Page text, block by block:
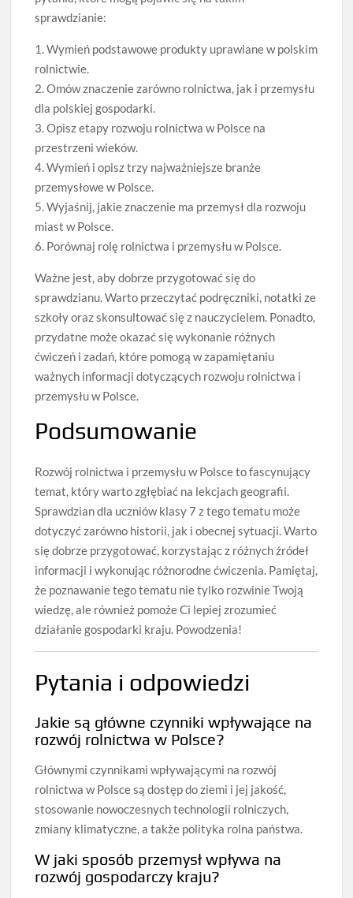
sprawdzianie:
1. Wymień podstawowe produkty uprawiane w polskim
rolnictwie.
2. Omów znaczenie zarówno rolnictwa, jak i przemysłu
dla polskiej gospodarki.
3. Opisz etapy rozwoju rolnictwa w Polsce na
przestrzeni wieków.
4. Wymień i opisz trzy najważniejsze branże
przemysłowe w Polsce.
5. Wyjaśnij, jakie znaczenie ma przemysł dla rozwoju
miast w Polsce.
6. Porównaj rolę rolnictwa i przemysłu w Polsce.
Ważne jest, aby dobrze przygotować się do
sprawdzianu. Warto przeczytać podręczniki, notatki ze
szkoły oraz skonsultować się z nauczycielem. Ponadto,
przydatne może okazać się wykonanie różnych
ćwiczeń i zadań, które pomogą w zapamiętaniu
ważnych informacji dotyczących rozwoju rolnictwa i
przemysłu w Polsce.
Podsumowanie
Rozwój rolnictwa i przemysłu w Polsce to fascynujący
temat, który warto zgłębiać na lekcjach geografii.
Sprawdzian dla uczniów klasy 7 z tego tematu może
dotyczyć zarówno historii, jak i obecnej sytuacji. Warto
się dobrze przygotować, korzystając z różnych źródeł
informacji i wykonując różnorodne ćwiczenia. Pamiętaj,
że poznawanie tego tematu nie tylko rozwinie Twoją
wiedzę, ale również pomoże Ci lepiej zrozumieć
działanie gospodarki kraju. Powodzenia!
Pytania i odpowiedzi
Jakie są główne czynniki wpływające na
rozwój rolnictwa w Polsce?
Głównymi czynnikami wpływającymi na rozwój
rolnictwa w Polsce są dostęp do ziemi i jej jakość,
stosowanie nowoczesnych technologii rolniczych,
zmiany klimatyczne, a także polityka rolna państwa.
W jaki sposób przemysł wpływa na
rozwój gospodarczy kraju?